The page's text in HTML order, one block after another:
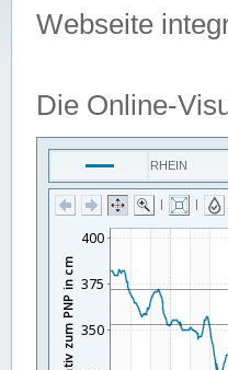
Webseite
Die Online-